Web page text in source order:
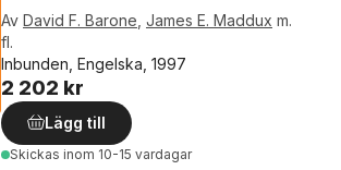
Av David F. Barone James E. Maddux m.
fl.
Inbunden, Engelska, 1997
2 202 kr
Lägg till
Skickas inom 10-15 vardagar